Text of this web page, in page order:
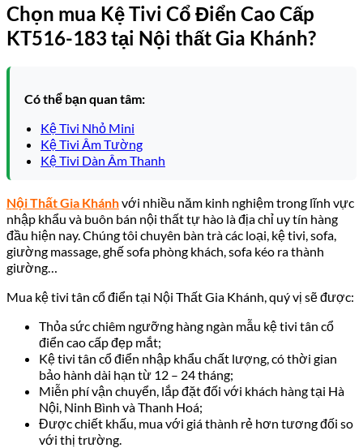
Chọn mua Kệ Tivi Cổ Điển Cao Cấp
KT516-183 tại Nội thất Gia Khánh?
Có thể bạn quan tâm:
Kệ Tivi Nhỏ Mini
Kệ Tivi Âm Tường
Kệ Tivi Dàn Âm Thanh
Nội Thất Gia Khánhvới nhiều năm kinh nghiệm trong lĩnh vực
nhập khẩu và buôn bán nội thất tự hào là địa chỉ uy tín hàng
đầu hiện nay. Chúng tôi chuyên bàn trà các loại, kệ tivi, sofa,
giường massage, ghế sofa phòng khách, sofa kéo ra thành
giường…
Mua kệ tivi tân cổ điển tại Nội Thất Gia Khánh, quý vị sẽ được:
Thỏa sức chiêm ngưỡng hàng ngàn mẫu kệ tivi tân cổ
điển cao cấp đẹp mắt;
Kệ tivi tân cổ điển nhập khẩu chất lượng, có thời gian
bảo hành dài hạn từ 12 – 24 tháng;
Miễn phí vận chuyển, lắp đặt đối với khách hàng tại Hà
Nội, Ninh Bình và Thanh Hoá;
Được chiết khấu, mua với giá thành rẻ hơn tương đối so
với thị trường.